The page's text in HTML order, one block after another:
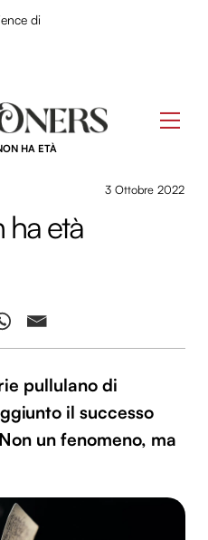
di
HA ETÀ
3 Ottobre 2022
ha età
pullulano di
il successo
un fenomeno, ma